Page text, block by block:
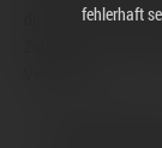
fehlerhaft
du genau das und
Zubehör – hier ist